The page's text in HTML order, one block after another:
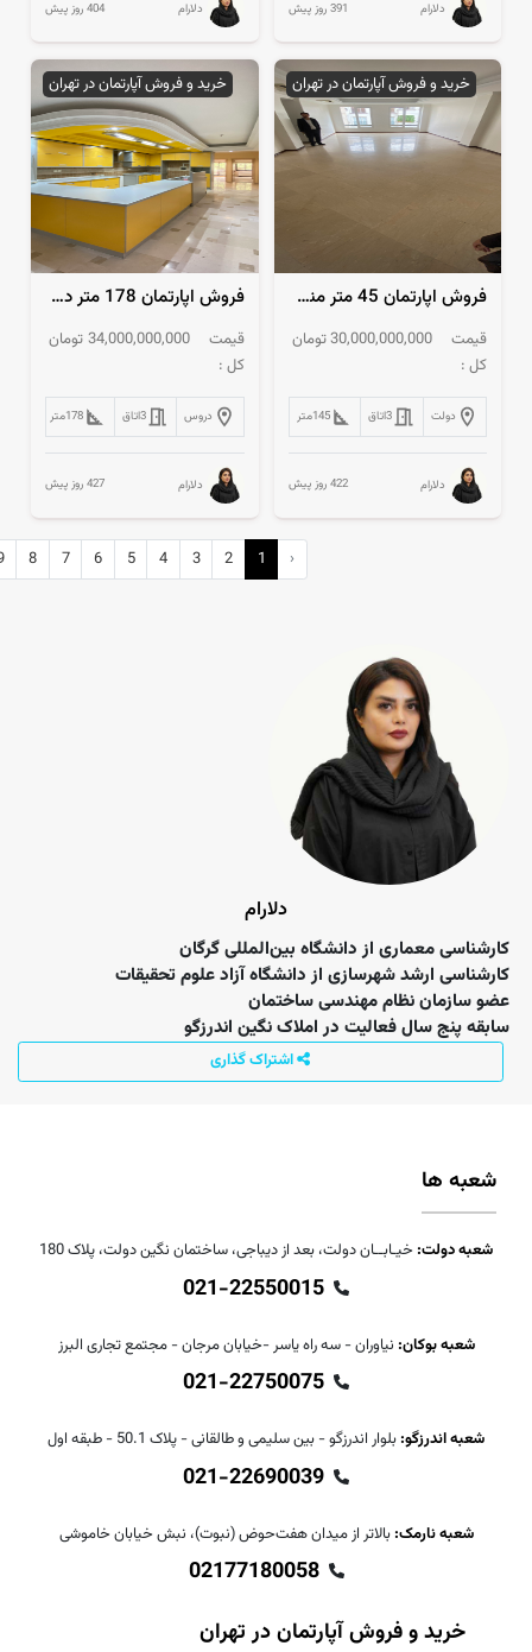
دلارام 391 روز پیش دلارام 404 روز پیش
خرید و فروش آپارتمان در تهران
فروش اپارتمان 45 متر منظریه
قیمت
کل :
30,000,000,000تومان
دولت 3اتاق 145متر
دلارام 422 روز پیش
خرید و فروش آپارتمان در تهران
فروش اپارتمان 178 متر دروس
قیمت
کل :
34,000,000,000 تومان
دروس 3اتاق 178متر
دلارام 427 روز پیش
‹
1
2
3
4
5
6
7
8
دلارام
کارشناسی معماری از دانشگاه بین‌المللی گرگان
کارشناسی ارشد شهرسازی از دانشگاه آزاد علوم تحقیقات
عضو سازمان نظام مهندسی ساختمان
سابقه پنج سال فعالیت در املاک نگین اندرزگو
اشتراک گذاری
شعبه ها
شعبه دولت: خیـابــان دولت، بعد از دیباجی، ساختمان نگین دولت، پلاک 180
021-22550015
شعبه بوکان: نیاوران - سه راه یاسر -خیابان مرجان - مجتمع تجاری البرز
021-22750075
شعبه اندرزگو: بلوار اندرزگو - بین سلیمی و طالقانی - پلاک 50.1 - طبقه اول
021-22690039
شعبه نارمک: بالاتر از میدان هفت‌حوض (نبوت)، نبش خیابان خاموشی
02177180058
خرید و فروش آپارتمان در تهران